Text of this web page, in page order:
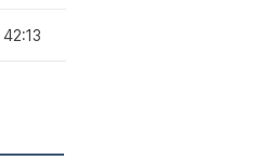
42:13